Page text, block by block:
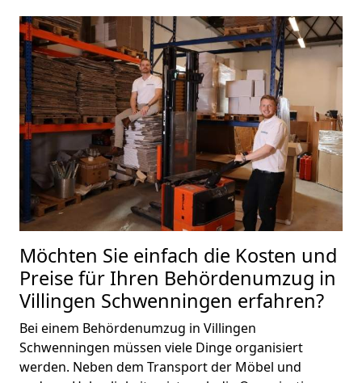
Möchten Sie einfach die Kosten und
Preise für Ihren Behördenumzug in
Villingen Schwenningen erfahren?
Bei einem Behördenumzug in Villingen
Schwenningen müssen viele Dinge organisiert
werden. Neben dem Transport der Möbel und